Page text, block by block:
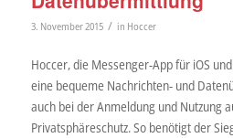
3. November 2015 / in Hoccer
Hoccer, die Messenger-App für iOS
eine bequeme Nachrichten- und
auch bei der Anmeldung und Nutzung
Privatsphäreschutz. So benötigt der